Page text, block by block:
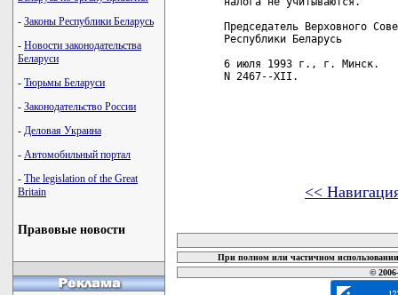
- Законы Республики Беларусь
- Новости законодательства
Беларуси
- Тюрьмы Беларуси
- Законодательство России
- Деловая Украина
- Автомобильный портал
- The legislation of the Great
Britain
Правовые новости
Председатель Верховного
Республики Беларусь
6 июля 1993 г., г. Минск.
N 2467--XII.
<<
При полном или частичном
©